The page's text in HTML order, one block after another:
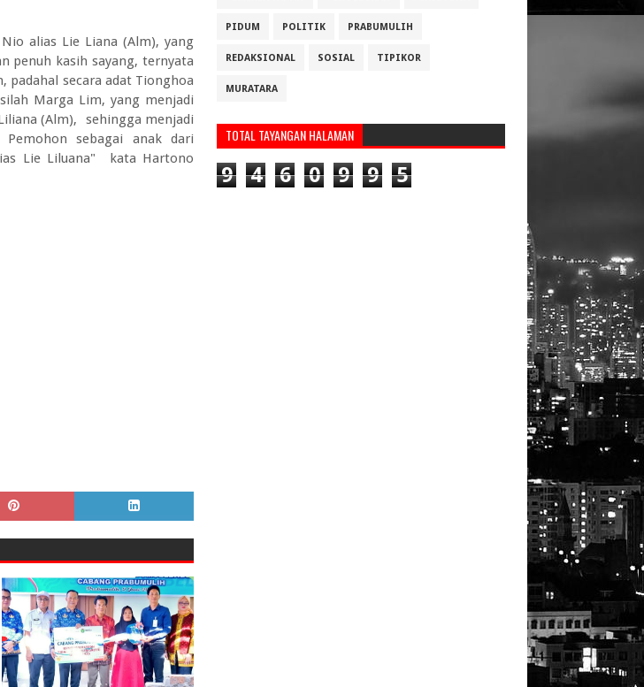
alias Lie Liana (Alm), yang
penuh kasih sayang, ternyata
padahal secara adat Tionghoa
Marga Lim, yang menjadi
(Alm), sehingga menjadi
sebagai anak dari
Lie Liluana" kata Hartono
PIDUM POLITIK PRABUMULIH
REDAKSIONAL SOSIAL TIPIKOR
MURATARA
TOTAL TAYANGAN HALAMAN
9 4 6 0 9 9 5